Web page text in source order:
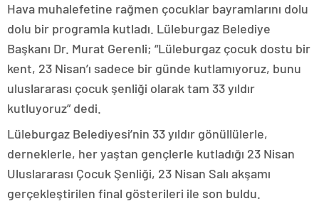
Hava muhalefetine rağmen çocuklar bayramlarını dolu
dolu bir programla kutladı. Lüleburgaz Belediye
Başkanı Dr. Murat Gerenli; “Lüleburgaz çocuk dostu bir
kent, 23 Nisan’ı sadece bir günde kutlamıyoruz, bunu
uluslararası çocuk şenliği olarak tam 33 yıldır
kutluyoruz” dedi.
Lüleburgaz Belediyesi’nin 33 yıldır gönüllülerle,
derneklerle, her yaştan gençlerle kutladığı 23 Nisan
Uluslararası Çocuk Şenliği, 23 Nisan Salı akşamı
gerçekleştirilen final gösterileri ile son buldu.